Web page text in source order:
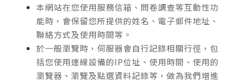
本網站在您使用服務信箱、問卷調查等互動性功
能時，會保留您所提供的姓名、電子郵件地址、
聯絡方式及使用時間等。
於一般瀏覽時，伺服器會自行記錄相關行徑，包
括您使用連線設備的IP位址、使用時間、使用的
瀏覽器、瀏覽及點選資料記錄等，做為我們增進